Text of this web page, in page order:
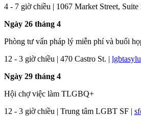
4 - 7 giờ chiều | 1067 Market Street, Suite
Ngày 26 tháng 4
Phòng tư vấn pháp lý miễn phí và buổi
12 - 3 giờ chiều | 470 Castro St. |
Ngày 29 tháng 4
Hội chợ việc làm TLGBQ+
12 - 3 giờ chiều | Trung tâm LGBT SF |